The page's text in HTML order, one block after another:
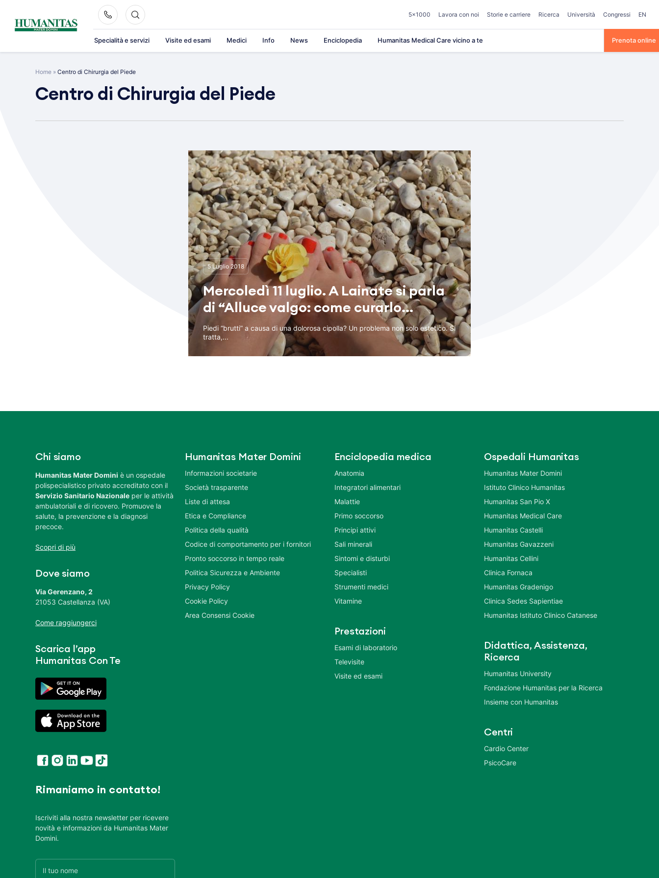
content
5×1000 Lavora con noi Storie e carriere Ricerca Università Congressi EN
Specialità e servizi Visite ed esami Medici Info News Enciclopedia Humanitas Medical Care vicino a te Prenota online
Home » Centro di Chirurgia del Piede
Centro di Chirurgia del Piede
5 Luglio 2018
Mercoledì 11 luglio. A Lainate si parla
di “Alluce valgo: come curarlo...
Piedi “brutti” a causa di una dolorosa cipolla? Un problema non solo estetico. Si
tratta,...
Chi siamo
Humanitas Mater Domini è un ospedale
polispecialistico privato accreditato con il
Servizio Sanitario Nazionale per le attività
ambulatoriali e di ricovero. Promuove la
salute, la prevenzione e la diagnosi
precoce.
Scopri di più
Dove siamo
Via Gerenzano, 2
21053 Castellanza (VA)
Come raggiungerci
Scarica l’app
Humanitas Con Te
Rimaniamo in contatto!
Iscriviti alla nostra newsletter per ricevere
novità e informazioni da Humanitas Mater
Domini.
Humanitas Mater Domini
Informazioni societarie
Società trasparente
Liste di attesa
Etica e Compliance
Politica della qualità
Codice di comportamento per i fornitori
Pronto soccorso in tempo reale
Politica Sicurezza e Ambiente
Privacy Policy
Cookie Policy
Area Consensi Cookie
Enciclopedia medica
Anatomia
Integratori alimentari
Malattie
Primo soccorso
Principi attivi
Sali minerali
Sintomi e disturbi
Specialisti
Strumenti medici
Vitamine
Prestazioni
Esami di laboratorio
Televisite
Visite ed esami
Ospedali Humanitas
Humanitas Mater Domini
Istituto Clinico Humanitas
Humanitas San Pio X
Humanitas Medical Care
Humanitas Castelli
Humanitas Gavazzeni
Humanitas Cellini
Clinica Fornaca
Humanitas Gradenigo
Clinica Sedes Sapientiae
Humanitas Istituto Clinico Catanese
Didattica, Assistenza,
Ricerca
Humanitas University
Fondazione Humanitas per la Ricerca
Insieme con Humanitas
Centri
Cardio Center
PsicoCare